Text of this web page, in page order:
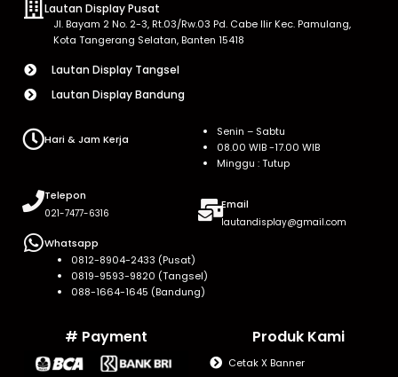
Lautan Display Pusat
Jl. Bayam 2 No. 2-3, Rt.03/Rw.03 Pd. Cabe Ilir Kec. Pamulang,
Kota Tangerang Selatan, Banten 15418
Lautan Display Tangsel
Lautan Display Bandung
Hari & Jam Kerja
Senin – Sabtu
08.00 WIB -17.00 WIB
Minggu : Tutup
Telepon
021-7477-6316
Email
lautandisplay@gmail.com
Whatsapp
0812-8904-2433 (Pusat)
0819-9593-9820 (Tangsel)
088-1664-1645 (Bandung)
# Payment Produk Kami
Cetak X Banner